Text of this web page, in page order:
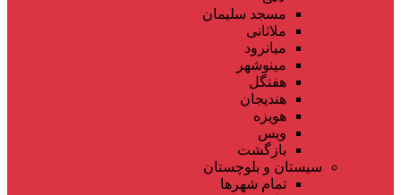
مسجد سلیمان
ملاثانی
میانرود
مینوشهر
هفتگل
هندیجان
هویزه
ویس
بازگشت
سیستان و بلوچستان
تمام شهر‌ها